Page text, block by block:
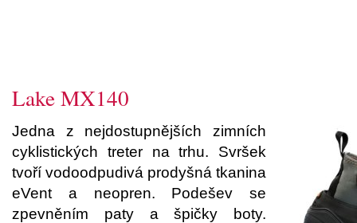
Lake MX140
Jedna z nejdostupnějších zimních
cyklistických treter na trhu. Svršek
tvoří vodoodpudivá prodyšná tkanina
eVent a neopren. Podešev se
zpevněním paty a špičky boty.